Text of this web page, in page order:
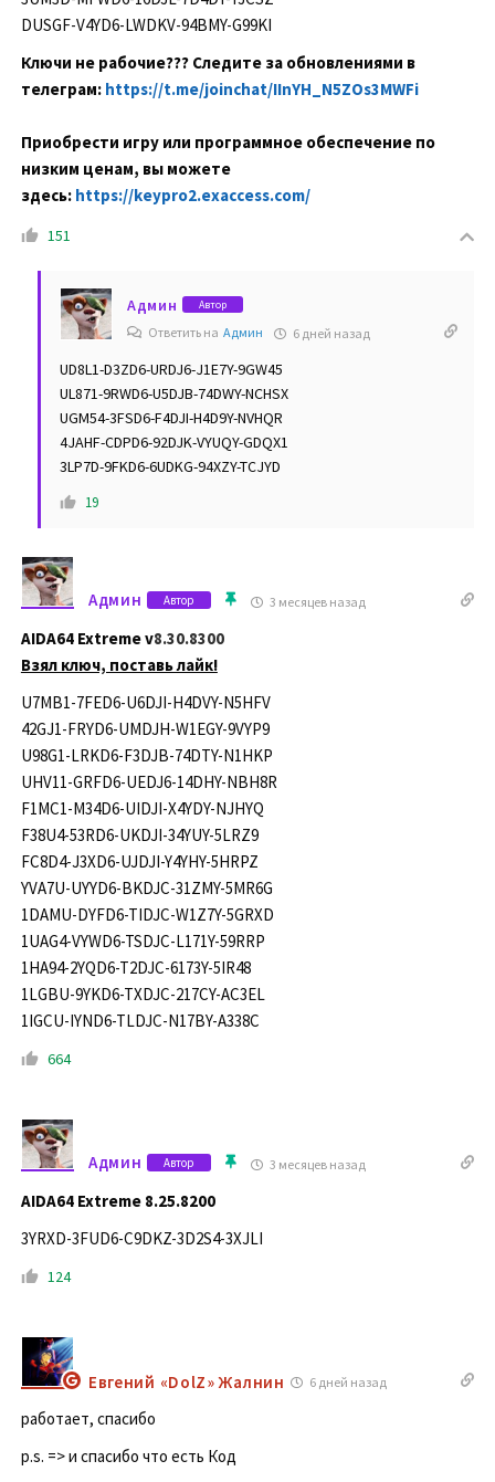
DUSGF-V4YD6-LWDKV-94BMY-G99KI
Ключи не рабочие??? Следите за обновлениями в
телеграм: https://t.me/joinchat/IInYH_N5ZOs3MWFi
Приобрести игру или программное обеспечение по
низким ценам, вы можете
здесь: https://keypro2.exaccess.com/
151
Админ Автор
Ответить на Админ 6 дней назад
UD8L1-D3ZD6-URDJ6-J1E7Y-9GW45
UL871-9RWD6-U5DJB-74DWY-NCHSX
UGM54-3FSD6-F4DJI-H4D9Y-NVHQR
4JAHF-CDPD6-92DJK-VYUQY-GDQX1
3LP7D-9FKD6-6UDKG-94XZY-TCJYD
19
Админ Автор 3 месяцев назад
AIDA64 Extreme v8.30.8300
Взял ключ, поставь лайк!
U7MB1-7FED6-U6DJI-H4DVY-N5HFV
42GJ1-FRYD6-UMDJH-W1EGY-9VYP9
U98G1-LRKD6-F3DJB-74DTY-N1HKP
UHV11-GRFD6-UEDJ6-14DHY-NBH8R
F1MC1-M34D6-UIDJI-X4YDY-NJHYQ
F38U4-53RD6-UKDJI-34YUY-5LRZ9
FC8D4-J3XD6-UJDJI-Y4YHY-5HRPZ
YVA7U-UYYD6-BKDJC-31ZMY-5MR6G
1DAMU-DYFD6-TIDJC-W1Z7Y-5GRXD
1UAG4-VYWD6-TSDJC-L171Y-59RRP
1HA94-2YQD6-T2DJC-6173Y-5IR48
1LGBU-9YKD6-TXDJC-217CY-AC3EL
1IGCU-IYND6-TLDJC-N17BY-A338C
664
Админ Автор 3 месяцев назад
AIDA64 Extreme 8.25.8200
3YRXD-3FUD6-C9DKZ-3D2S4-3XJLI
124
Евгений «DolZ» Жалнин 6 дней назад
работает, спасибо
p.s. => и спасибо что есть Код